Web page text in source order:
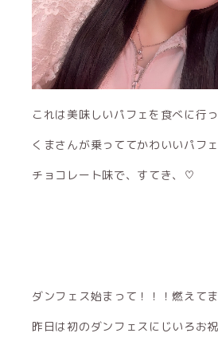
これは美味しいパフェを食べに行
くまさんが乗っててかわいいパフ
チョコレート味で、すてき、♡
ダンフェス始まって！！！燃えて
昨日は初のダンフェスにじいろお